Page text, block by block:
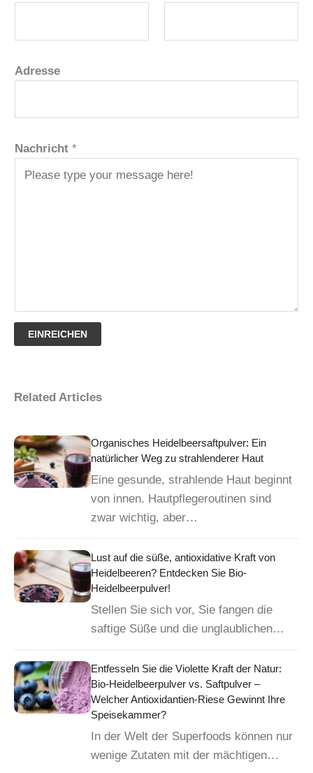
Adresse
Nachricht *
EINREICHEN
Related Articles
Organisches Heidelbeersaftpulver: Ein
natürlicher Weg zu strahlenderer Haut
Eine gesunde, strahlende Haut beginnt
von innen. Hautpflegeroutinen sind
zwar wichtig, aber…
Lust auf die süße, antioxidative Kraft von
Heidelbeeren? Entdecken Sie Bio-
Heidelbeerpulver!
Stellen Sie sich vor, Sie fangen die
saftige Süße und die unglaublichen…
Entfesseln Sie die Violette Kraft der Natur:
Bio-Heidelbeerpulver vs. Saftpulver –
Welcher Antioxidantien-Riese Gewinnt Ihre
Speisekammer?
In der Welt der Superfoods können nur
wenige Zutaten mit der mächtigen…